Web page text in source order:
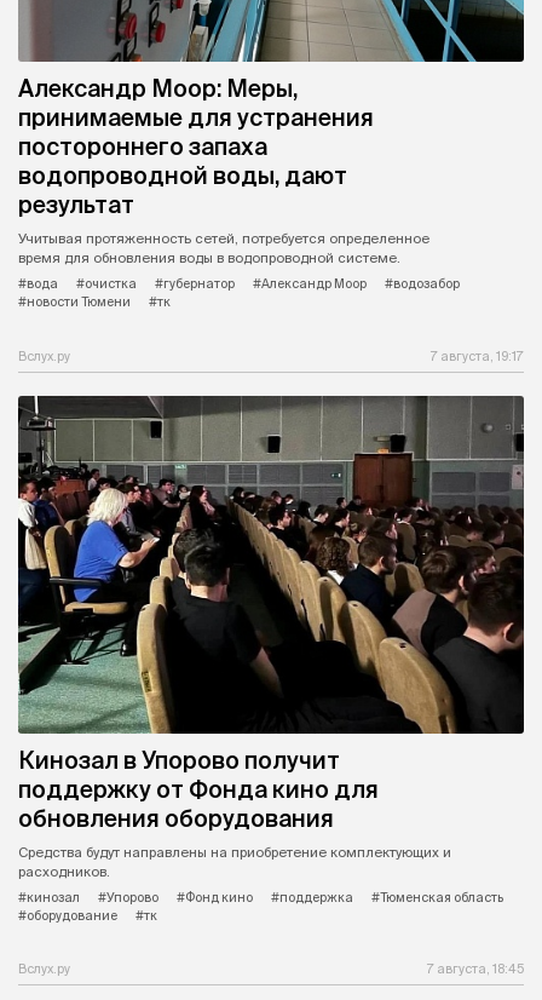
Александр Моор: Меры,
принимаемые для устранения
постороннего запаха
водопроводной воды, дают
результат
Учитывая протяженность сетей, потребуется определенное
время для обновления воды в водопроводной системе.
#вода
#очистка #губернатор #Александр Моор
#водозабор
#новости Тюмени
#тк
Вслух.ру 7 августа, 19:17
Кинозал в Упорово получит
поддержку от Фонда кино для
обновления оборудования
Средства будут направлены на приобретение комплектующих и
расходников.
#кинозал
#Упорово #Фонд кино #поддержка
#Тюменская область
#оборудование
#тк
Вслух.ру 7 августа, 18:45